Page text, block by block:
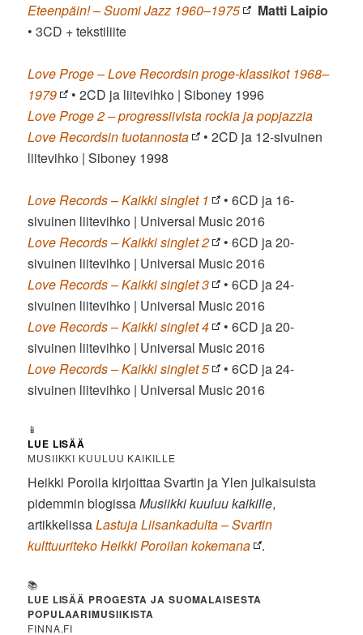
Eteenpäin! – Suomi Jazz 1960–1975
Matti Laipio
• 3CD + tekstiliite
Love Proge – Love Recordsin proge-klassikot 1968–
1979
• 2CD ja liitevihko | Siboney 1996
Love Proge 2 – progressiivista rockia ja popjazzia
Love Recordsin tuotannosta
• 2CD ja 12-sivuinen
liitevihko | Siboney 1998
Love Records – Kaikki singlet 1
• 6CD ja 16-
sivuinen liitevihko | Universal Music 2016
Love Records – Kaikki singlet 2
• 6CD ja 20-
sivuinen liitevihko | Universal Music 2016
Love Records – Kaikki singlet 3
• 6CD ja 24-
sivuinen liitevihko | Universal Music 2016
Love Records – Kaikki singlet 4
• 6CD ja 20-
sivuinen liitevihko | Universal Music 2016
Love Records – Kaikki singlet 5
• 6CD ja 24-
sivuinen liitevihko | Universal Music 2016
📱
LUE LISÄÄ
MUSIIKKI KUULUU KAIKILLE
Heikki Poroila kirjoittaa Svartin ja Ylen julkaisuista
pidemmin blogissaMusiikki kuuluu kaikille,
artikkelissaLastuja Liisankadulta – Svartin
kulttuuriteko Heikki Poroilan kokemana
.
📚
LUE LISÄÄ PROGESTA JA SUOMALAISESTA
POPULAARIMUSIIKISTA
FINNA.FI